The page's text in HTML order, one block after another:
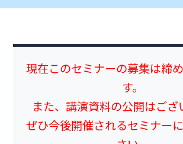
現在このセミナーの募集は締
す。
また、講演資料の公開はござ
ぜひ今後開催されるセミナー